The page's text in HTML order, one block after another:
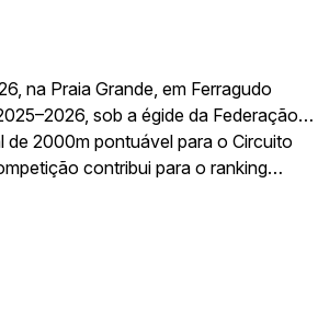
na Praia Grande, em Ferragudo
sob a égide da Federação
de 2000m pontuável para o Circuito
contribui para o ranking